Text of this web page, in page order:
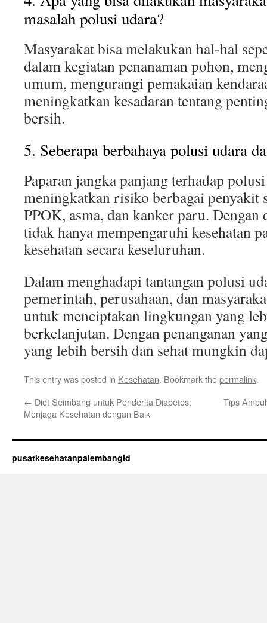
masalah polusi udara?
Masyarakat bisa melakukan hal-hal
dalam kegiatan penanaman pohon,
umum, mengurangi pemakaian
meningkatkan kesadaran tentang
bersih.
5. Seberapa berbahaya polusi udara
Paparan jangka panjang terhadap
meningkatkan risiko berbagai penyakit
PPOK, asma, dan kanker paru.
tidak hanya mempengaruhi kesehatan
kesehatan secara keseluruhan.
Dalam menghadapi tantangan polusi
pemerintah, perusahaan, dan
untuk menciptakan lingkungan yang
berkelanjutan. Dengan penanganan
yang lebih bersih dan sehat mungkin
This entry was posted in Kesehatan. Bookmark thepermalink.
← Diet Seimbang untuk Penderita Diabetes:
Menjaga Kesehatan dengan Baik
Tips
pusatkesehatanpalembangid